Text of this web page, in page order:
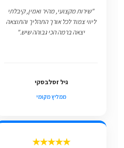
"שירות מקצועי, מהיר ואמין, קיבלתי
ליווי צמוד לכל אורך התהליך והתוצאה
יצאה ברמה הכי גבוהה שיש."
גיל זסלבסקי
ממליץ מקומי
★★★★★